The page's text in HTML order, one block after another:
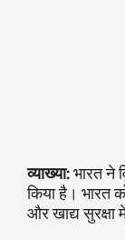
व्याख्या:भारत ने
किया है। भारत
और खाद्य सुरक्षा